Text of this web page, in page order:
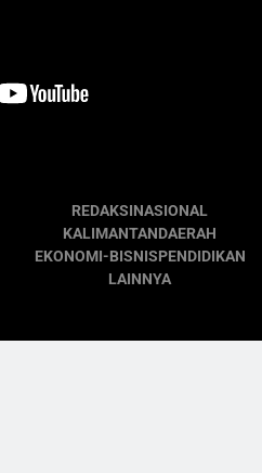
REDAKSINASIONAL
KALIMANTANDAERAH
EKONOMI-BISNISPENDIDIKAN
LAINNYA